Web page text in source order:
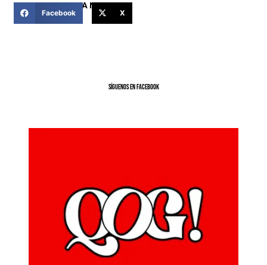
COMPARTIR ESTA NOTICIA
Facebook X
SíGUENOS EN FACEBOOK